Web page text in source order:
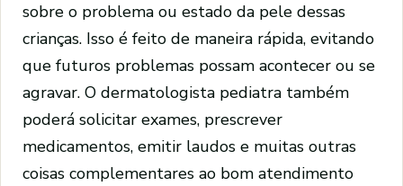
sobre o problema ou estado da pele dessas
crianças. Isso é feito de maneira rápida, evitando
que futuros problemas possam acontecer ou se
agravar. O dermatologista pediatra também
poderá solicitar exames, prescrever
medicamentos, emitir laudos e muitas outras
coisas complementares ao bom atendimento